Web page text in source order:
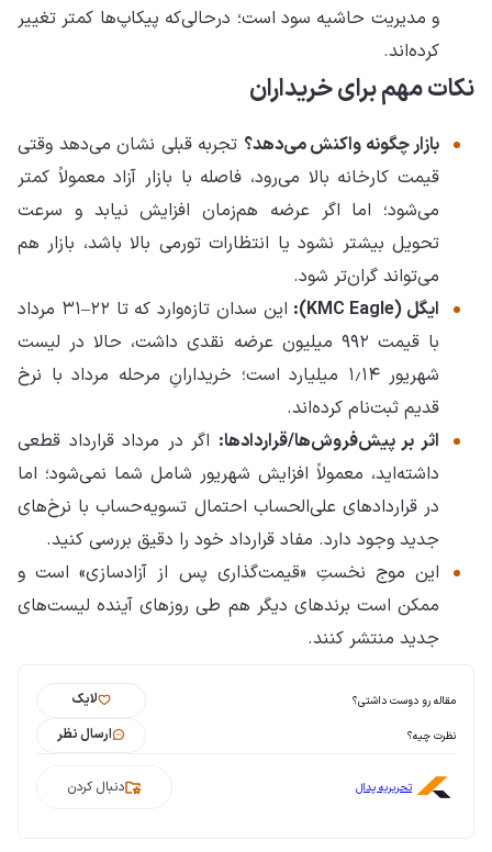
و مدیریت حاشیه سود است؛ درحالی‌که پیکاپ‌ها کمتر تغییر
کرده‌اند.
نکات مهم برای خریداران
بازار چگونه واکنش می‌دهد؟ تجربه‌ قبلی نشان می‌دهد وقتی
قیمت کارخانه بالا می‌رود، فاصله با بازار آزاد معمولاً کمتر
می‌شود؛ اما اگر عرضه هم‌زمان افزایش نیابد و سرعت
تحویل بیشتر نشود یا انتظارات تورمی بالا باشد، بازار هم
می‌تواند گران‌تر شود.
ایگل (KMC Eagle):
این سدان تازه‌وارد که تا ۲۲–۳۱ مرداد
با قیمت ۹۹۲ میلیون عرضه نقدی داشت، حالا در لیست
شهریور ۱٫۱۴ میلیارد است؛ خریدارانِ مرحله مرداد با نرخ
قدیم ثبت‌نام کرده‌اند.
اثر بر پیش‌فروش‌ها/قراردادها: اگر در مرداد قرارداد قطعی
داشته‌اید، معمولاً افزایش شهریور شامل شما نمی‌شود؛ اما
در قراردادهای علی‌الحساب احتمال تسویه‌حساب با نرخ‌های
جدید وجود دارد. مفاد قرارداد خود را دقیق بررسی کنید.
این موج نخستِ «قیمت‌گذاری پس از آزادسازی» است و
ممکن است برندهای دیگر هم طی روزهای آینده لیست‌های
جدید منتشر کنند.
مقاله رو دوست داشتی؟ لایک
نظرت چیه؟ ارسال نظر
تحریریه پدال دنبال کردن